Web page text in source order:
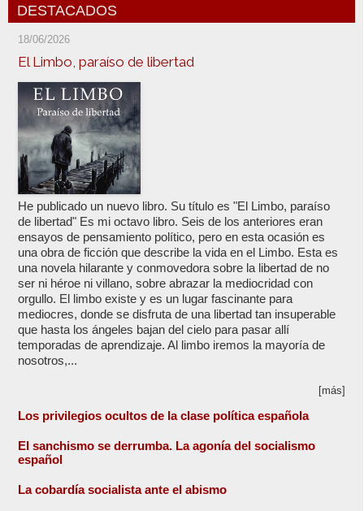
DESTACADOS
18/06/2026
El Limbo, paraíso de libertad
He publicado un nuevo libro. Su título es "El Limbo, paraíso
de libertad" Es mi octavo libro. Seis de los anteriores eran
ensayos de pensamiento político, pero en esta ocasión es
una obra de ficción que describe la vida en el Limbo. Esta es
una novela hilarante y conmovedora sobre la libertad de no
ser ni héroe ni villano, sobre abrazar la mediocridad con
orgullo. El limbo existe y es un lugar fascinante para
mediocres, donde se disfruta de una libertad tan insuperable
que hasta los ángeles bajan del cielo para pasar allí
temporadas de aprendizaje. Al limbo iremos la mayoría de
nosotros,...
[más]
Los privilegios ocultos de la clase política española
El sanchismo se derrumba. La agonía del socialismo
español
La cobardía socialista ante el abismo